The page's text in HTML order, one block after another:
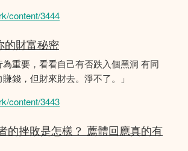
content/3444
的財富秘密
重要，看看自己有否跌入個黑洞 有同
錢，但財來財去。淨不了。」
content/3443
的挫敗是怎樣？ 薦體回應真的有